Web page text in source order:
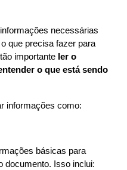
necessárias
que precisa fazer para
importante ler o
o que está sendo
informações como:
básicas para
documento. Isso inclui: